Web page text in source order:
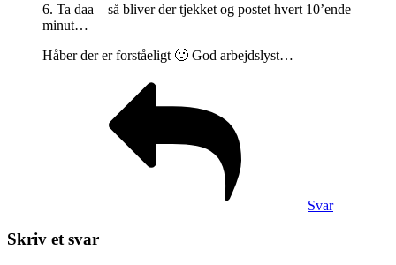
6. Ta daa – så bliver der tjekket og postet hvert 10’ende
minut…
Håber der er forståeligt 🙂 God arbejdslyst…
Svar
Skriv et svar